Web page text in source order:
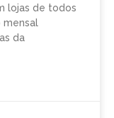
lojas de todos
mensal
da